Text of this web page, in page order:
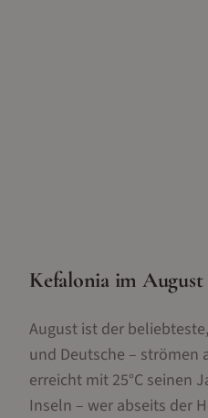
Kefalonia im
August ist der
und Deutsche – strömen
erreicht mit 25°C seinen
Inseln – wer abseits der